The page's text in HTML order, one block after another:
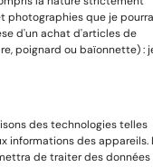
photographies que je
d'un achat d'articles de
poignard ou baïonnette) :
des technologies telles
informations des appareils.
de traiter des données